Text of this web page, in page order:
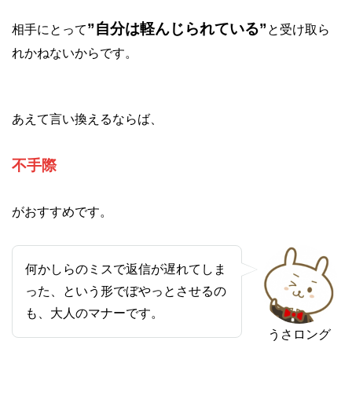
相手にとって”自分は軽んじられている”と受け取ら
れかねないからです。
あえて言い換えるならば、
不手際
がおすすめです。
うさロング
何かしらのミスで返信が遅れてしま
った、という形でぼやっとさせるの
も、大人のマナーです。